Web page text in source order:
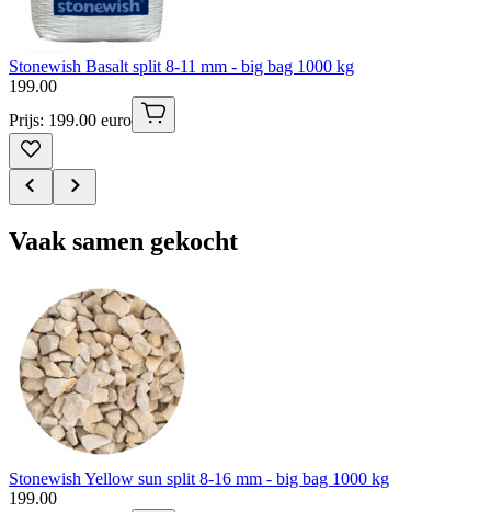
Stonewish Basalt split 8-11 mm - big bag 1000 kg
199.00
Prijs: 199.00 euro
Vaak samen gekocht
Stonewish Yellow sun split 8-16 mm - big bag 1000 kg
199.00